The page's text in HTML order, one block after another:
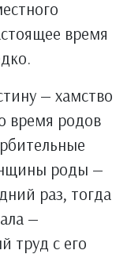
время
— хамство
время родов
роды —
раз, тогда
—
труд с его